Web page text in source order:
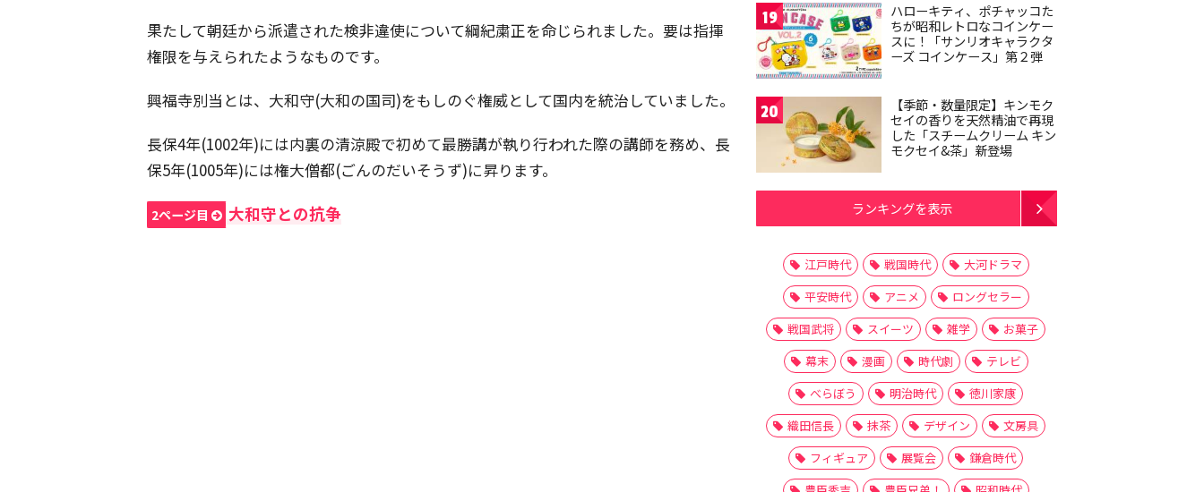
果たして朝廷から派遣された検非違使について綱紀粛正を命じられました。要は指揮
権限を与えられたようなものです。
興福寺別当とは、大和守(大和の国司)をもしのぐ権威として国内を統治していました。
長保4年(1002年)には内裏の清涼殿で初めて最勝講が執り行われた際の講師を務め、長
保5年(1005年)には権大僧都(ごんのだいそうず)に昇ります。
2ページ目 大和守との抗争
19
ハローキティ、ポチャッコた
ちが昭和レトロなコインケー
スに！「サンリオキャラクタ
ーズ コインケース」第２弾
20
【季節・数量限定】キンモク
セイの香りを天然精油で再現
した「スチームクリーム キン
モクセイ&茶」新登場
ランキングを表示
江戸時代 戦国時代
大河ドラマ
平安時代
アニメ
ロングセラー
戦国武将
スイーツ 雑学
お菓子
幕末
漫画 時代劇
テレビ
べらぼう
明治時代
徳川家康
織田信長
抹茶 デザイン
文房具
フィギュア
展覧会
鎌倉時代